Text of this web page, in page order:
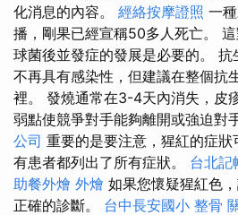
化消息的內容。 經絡按摩證照 一
播，剛果已經宣稱50多人死亡。
球菌後並發症的發展是必要的。
不再具有感染性，但建議在整個抗
裡。 發燒通常在3-4天內消失，皮
弱點使競爭對手能夠離開或強迫對
公司 重要的是要注意，猩紅的症
有患者都列出了所有症狀。 台北記
助餐外燴 外燴 如果您懷疑猩紅色
正確的診斷。 台中長安國小 整骨